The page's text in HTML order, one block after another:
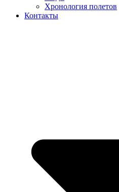
Хронология полетов
Контакты